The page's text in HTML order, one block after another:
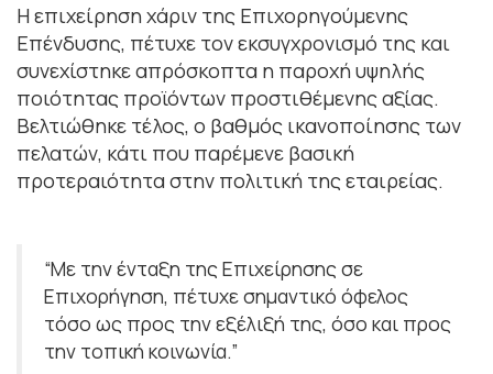
Η επιχείρηση χάριν της Επιχορηγούμενης
Επένδυσης, πέτυχε τον εκσυγχρονισμό της και
συνεχίστηκε απρόσκοπτα η παροχή υψηλής
ποιότητας προϊόντων προστιθέμενης αξίας.
Βελτιώθηκε τέλος, ο βαθμός ικανοποίησης των
πελατών, κάτι που παρέμενε βασική
προτεραιότητα στην πολιτική της εταιρείας.
“Με την ένταξη της Επιχείρησης σε
Επιχορήγηση, πέτυχε σημαντικό όφελος
τόσο ως προς την εξέλιξή της, όσο και προς
την τοπική κοινωνία.”